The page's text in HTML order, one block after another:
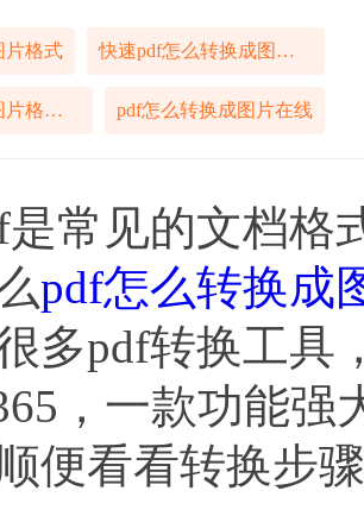
片格式 快速pdf怎么转换成图片格式
pdf怎么转换成图片格式教程 pdf怎么转换成图片在线
见的文档格式
pdf怎么转换成
多pdf转换工
，一款功能
便看看转换步